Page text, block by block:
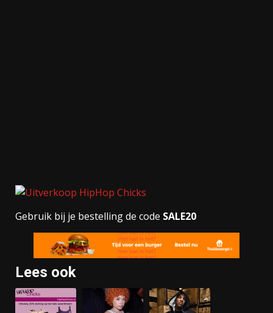
Gebruik bij je bestelling de code SALE20
Lees ook